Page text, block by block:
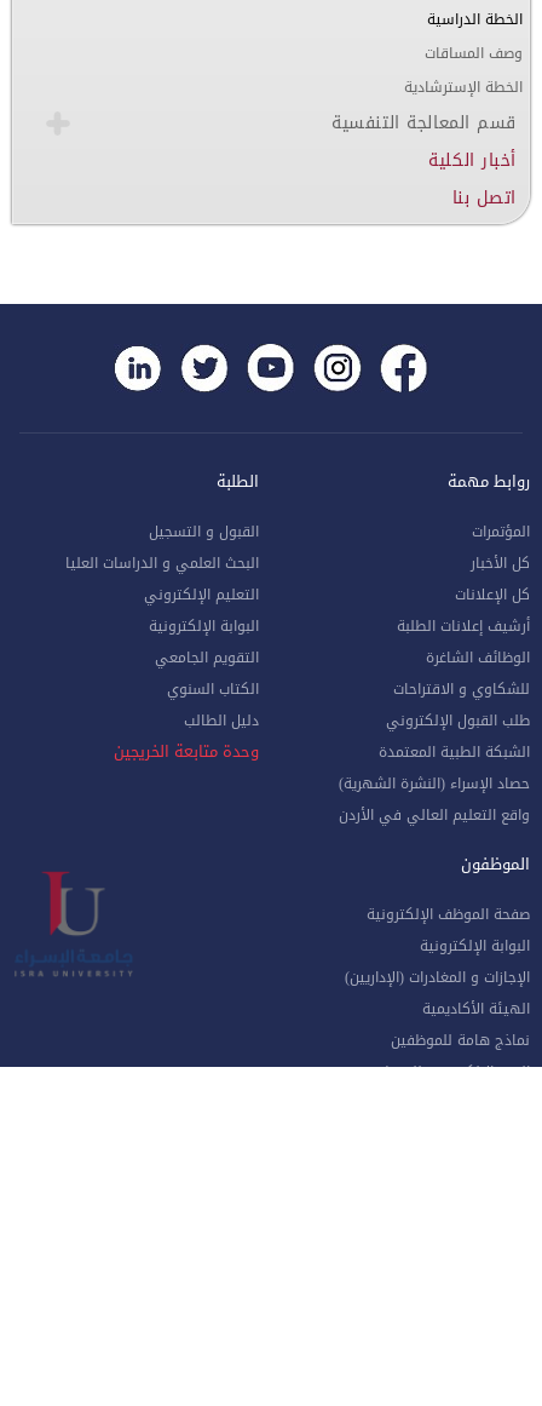
الخطة الدراسية
وصف المساقات
الخطة الإسترشادية
قسم المعالجة التنفسية
أخبار الكلية
اتصل بنا
روابط مهمة
المؤتمرات
كل الأخبار
كل الإعلانات
أرشيف إعلانات الطلبة
الوظائف الشاغرة
للشكاوي و الاقتراحات
طلب القبول الإلكتروني
الشبكة الطبية المعتمدة
حصاد الإسراء (النشرة الشهرية)
واقع التعليم العالي في الأردن
الطلبة
القبول و التسجيل
البحث العلمي و الدراسات العليا
التعليم الإلكتروني
البوابة الإلكترونية
التقويم الجامعي
الكتاب السنوي
دليل الطالب
وحدة متابعة الخريجين
الموظفون
صفحة الموظف الإلكترونية
البوابة الإلكترونية
الإجازات و المغادرات (الإداريين)
الهيئة الأكاديمية
نماذج هامة للموظفين
البريد الإلكتروني للموظفين